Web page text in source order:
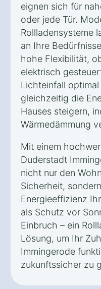
eignen sich für
oder jede Tür.
Rollladensysteme
an Ihre
hohe Flexibilität,
elektrisch
Lichteinfall
gleichzeitig die
Hauses steigern,
Wärmedämmung
Mit einem
Duderstadt
nicht nur den
Sicherheit,
Energieeffizienz
als Schutz vor
Einbruch – ein
Lösung, um Ihr
Immingerode
zukunftssicher zu